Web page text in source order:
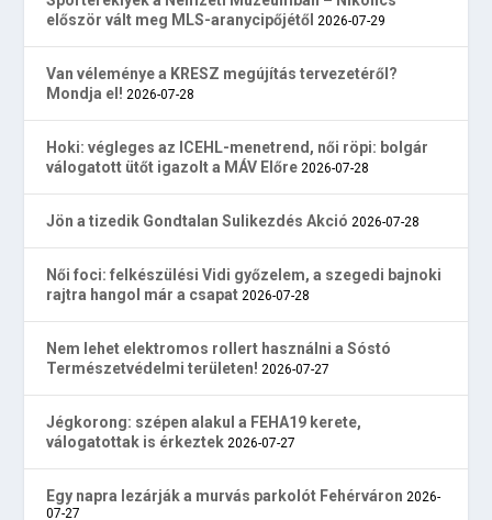
először vált meg MLS-aranycipőjétől 2026-07-29
Van véleménye a KRESZ megújítás tervezetéről?
Mondja el! 2026-07-28
Hoki: végleges az ICEHL-menetrend, női röpi: bolgár
válogatott ütőt igazolt a MÁV Előre 2026-07-28
Jön a tizedik Gondtalan Sulikezdés Akció 2026-07-28
Női foci: felkészülési Vidi győzelem, a szegedi bajnoki
rajtra hangol már a csapat 2026-07-28
Nem lehet elektromos rollert használni a Sóstó
Természetvédelmi területen! 2026-07-27
Jégkorong: szépen alakul a FEHA19 kerete,
válogatottak is érkeztek 2026-07-27
Egy napra lezárják a murvás parkolót Fehérváron 2026-
07-27